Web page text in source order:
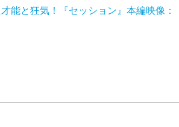
能と狂気！『セッション』本編映像